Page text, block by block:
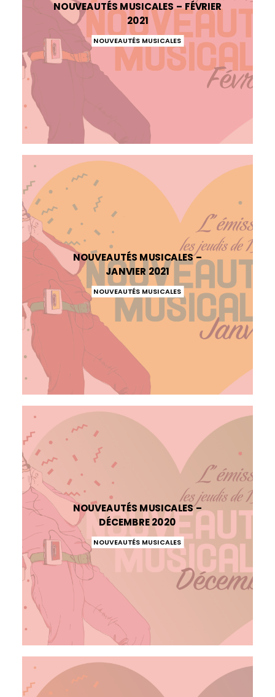
NOUVEAUTÉS MUSICALES – FÉVRIER
2021
NOUVEAUTÉS MUSICALES
NOUVEAUTÉS MUSICALES –
JANVIER 2021
NOUVEAUTÉS MUSICALES
NOUVEAUTÉS MUSICALES –
DÉCEMBRE 2020
NOUVEAUTÉS MUSICALES